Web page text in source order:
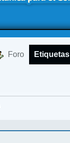
Foro Etiquetas